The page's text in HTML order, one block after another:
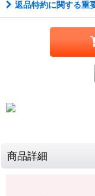
返品特約に関する重
商品詳細